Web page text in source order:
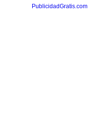
PublicidadGratis.com